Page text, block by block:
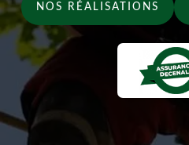
NOS RÉALISATIONS